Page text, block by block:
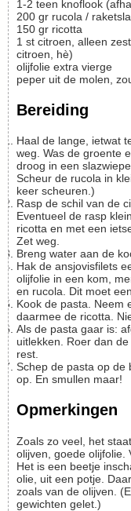
1-2 teen knoflook
200 gr rucola /
150 gr ricotta
1 st citroen, alleen
citroen, hè)
olijfolie extra vierge
peper uit de molen,
Bereiding
Haal de lange, ietwat te dikke stelen van de rucola en doe die
weg. Was de groente
droog in een
Scheur de rucola in kleinere stukken. (Een handvol twee of drie
keer scheuren.)
Rasp de schil van de citroen, of trek er met een zesteur over.
Eventueel de rasp
ricotta en met een
Zet weg.
Breng water aan de
Hak de ansjovisfilets een beetje fijn. Doe een fikse scheut
olijfolie in een kom,
en rucola. Dit moet
Kook de pasta. Neem een lepel of twee kookwater en verdun
daarmee de ricotta.
Als de pasta gaar is: afgieten in een zeef en even goed laten
uitlekken. Roer dan
rest.
Schep de pasta op de borden. Leg er een eetlepel citroenricotta
op. En smullen maar!
Opmerkingen
Zoals zo veel, het
olijven, goede olijfolie.
Het is een beetje
olie, uit een potje.
zoals van de olijven.
gewichten gelet.)